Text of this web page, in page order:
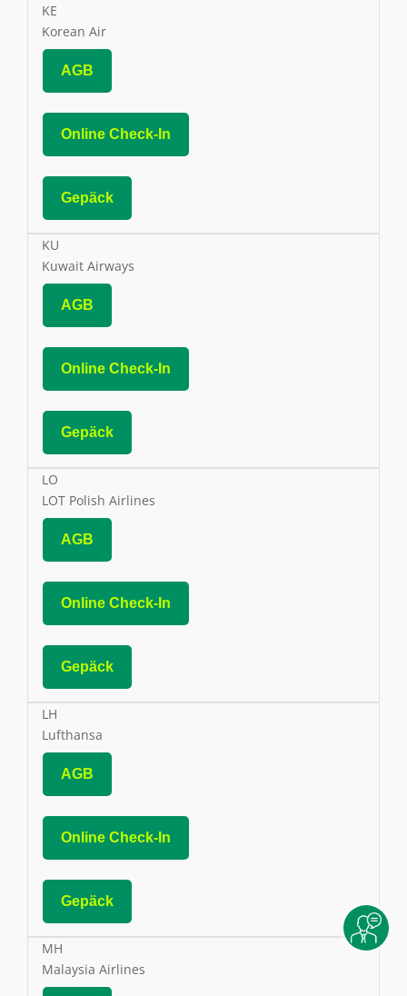
KE
Korean Air
AGB
Online Check-In
Gepäck
KU
Kuwait Airways
AGB
Online Check-In
Gepäck
LO
LOT Polish Airlines
AGB
Online Check-In
Gepäck
LH
Lufthansa
AGB
Online Check-In
Gepäck
MH
Malaysia Airlines